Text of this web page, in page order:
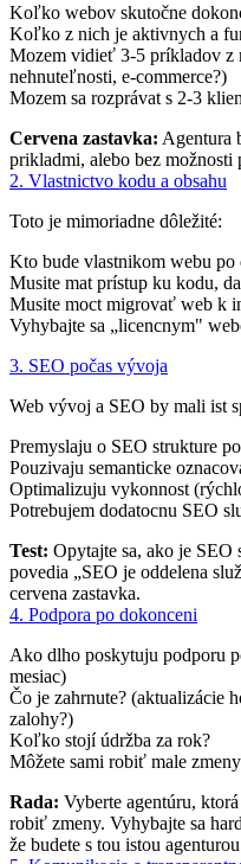
Koľko webov skutočne
Koľko z nich je aktivnych a
Mozem vidieť 3-5 príkladov z
nehnuteľnosti, e-commerce?)
Mozem sa rozprávat s 2-3
Cervena zastavka: Agentura
prikladmi, alebo bez možnosti
2. Vlastnictvo kodu a obsahu
Toto je mimoriadne dôležité:
Kto bude vlastnikom webu
Musite mat prístup ku kodu,
Musite moct migrovať web k
Vyhybajte sa „licencnym"
3. SEO počas vývoja
Web vývoj a SEO by mali ist
Premyslaju o SEO strukture
Pouzivaju semanticke
Optimalizuju vykonnost
Potrebujem dodatocnu SEO
Test: Opytajte sa, ako je
povedia „SEO je oddelena
cervena zastavka.
4. Podpora po dokonceni
Ako dlho poskytuju podporu
mesiac)
Čo je zahrnute? (aktualizácie
zalohy?)
Koľko stojí údržba za rok?
Môžete sami robiť male
Rada: Vyberte agentúru,
robiť zmeny. Vyhybajte sa
že budete s tou istou